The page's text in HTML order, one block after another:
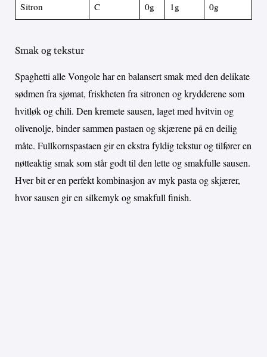
Sitron C 0g 1g 0g
Smak og tekstur
Spaghetti alle Vongole har en balansert smak med den delikate
sødmen fra sjømat, friskheten fra sitronen og krydderene som
hvitløk og chili. Den kremete sausen, laget med hvitvin og
olivenolje, binder sammen pastaen og skjærene på en deilig
måte. Fullkornspastaen gir en ekstra fyldig tekstur og tilfører en
nøtteaktig smak som står godt til den lette og smakfulle sausen.
Hver bit er en perfekt kombinasjon av myk pasta og skjærer,
hvor sausen gir en silkemyk og smakfull finish.